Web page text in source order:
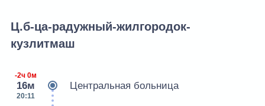
Ц.б-ца-радужный-жилгородок-
кузлитмаш
-2ч 0м
16м
20:11
Центральная больница